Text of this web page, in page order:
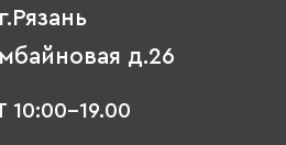
г.Рязань
д.26
19.00